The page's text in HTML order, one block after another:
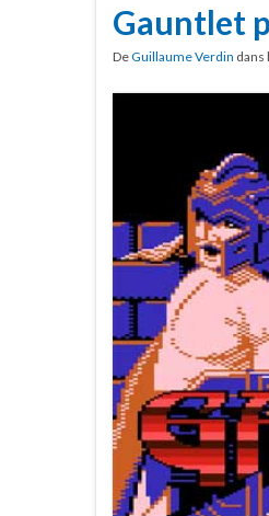
Gauntlet
DeGuillaume Verdin dans